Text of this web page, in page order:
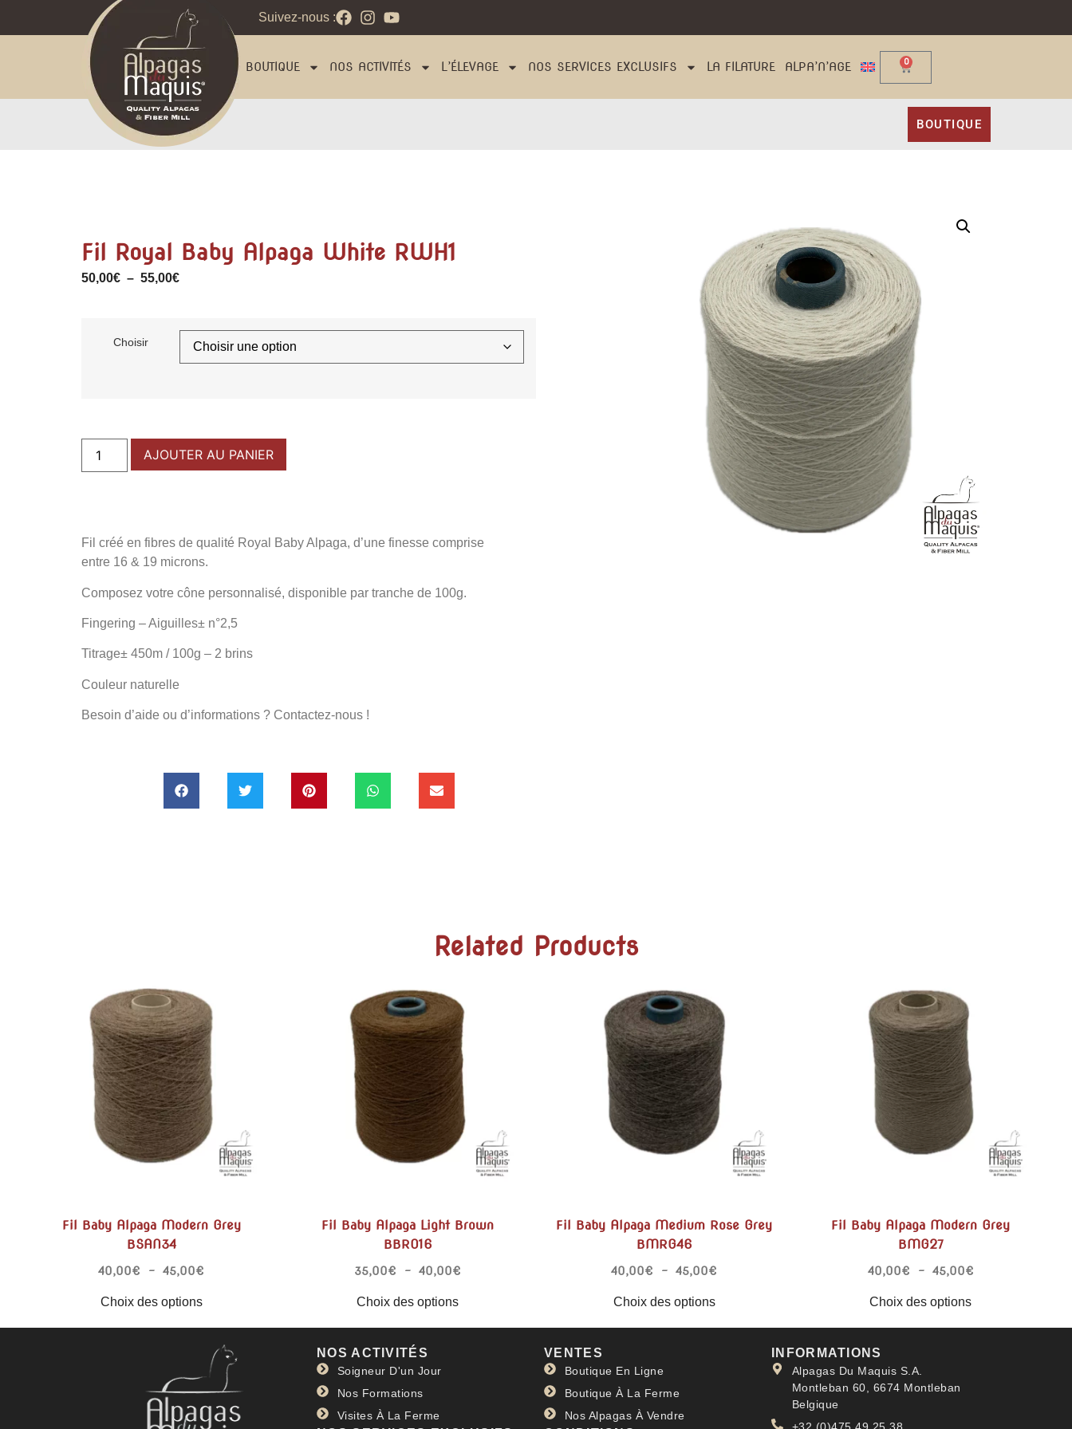
Suivez-nous :
BOUTIQUE NOS ACTIVITÉS L’ÉLEVAGE NOS SERVICES EXCLUSIFS LA FILATURE ALPA’N’AGE 0
BOUTIQUE
Fil Royal Baby Alpaga White RWH1
50,00€ – 55,00€
Choisir
AJOUTER AU PANIER
Fil créé en fibres de qualité Royal Baby Alpaga, d’une finesse comprise
entre 16 & 19 microns.
Composez votre cône personnalisé, disponible par tranche de 100g.
Fingering – Aiguilles± n°2,5
Titrage± 450m / 100g – 2 brins
Couleur naturelle
Besoin d’aide ou d’informations ? Contactez-nous !
Related Products
Fil Baby Alpaga Modern Grey
BSAN34
40,00€ – 45,00€
Choix des options
Fil Baby Alpaga Light Brown
BBRO16
35,00€ – 40,00€
Choix des options
Fil Baby Alpaga Medium Rose Grey
BMRG46
40,00€ – 45,00€
Choix des options
Fil Baby Alpaga Modern Grey
BMG27
40,00€ – 45,00€
Choix des options
NOS ACTIVITÉS
Soigneur D'un Jour
Nos Formations
Visites À La Ferme
VENTES
Boutique En Ligne
Boutique À La Ferme
Nos Alpagas À Vendre
INFORMATIONS
Alpagas Du Maquis S.A.
Montleban 60, 6674 Montleban
Belgique